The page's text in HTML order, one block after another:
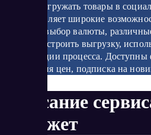
удобно выгружать товары в
Предоставляет широкие
наценки, выбор валюты,
Можно настроить выгрузку,
оптимизации процесса.
обновления цен, подписка на
Описание
#Виджет